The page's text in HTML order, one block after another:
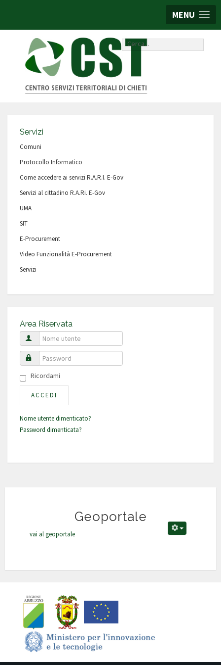
MENU
Cerca...
Servizi
Comuni
Protocollo Informatico
Come accedere ai servizi R.A.R.I. E-Gov
Servizi al cittadino R.A.Ri. E-Gov
UMA
SIT
E-Procurement
Video Funzionalità E-Procurement
Servizi
Area Riservata
Nome utente
Password
Ricordami
ACCEDI
Nome utente dimenticato?
Password dimenticata?
Geoportale
vai al geoportale